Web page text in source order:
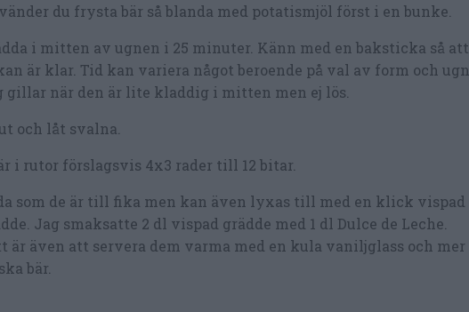
du frysta bär så blanda med potatismjöl först i en bunke.
i mitten av ugnen i 25 minuter. Känn med en baksticka så att
är klar. Tid kan variera något beroende på val av form och ugn.
gillar när den är lite kladdig i mitten men ej lös.
och låt svalna.
i rutor förslagsvis 4x3 rader till 12 bitar.
som de är till fika men kan även lyxas till med en klick vispad
Jag smaksatte 2 dl vispad grädde med 1 dl Dulce de Leche.
är även att servera dem varma med en kula vaniljglass och mer
bär.